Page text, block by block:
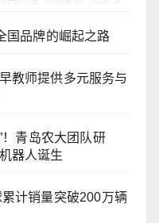
国品牌的崛起之路
教师提供多元服务与
！青岛农大团队研
器人诞生
计销量突破200万辆